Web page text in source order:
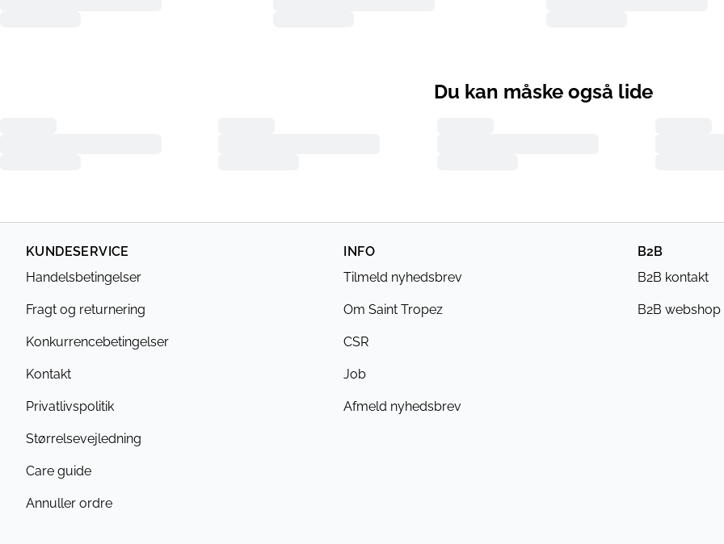
Du kan måske også lide
KUNDESERVICE
Handelsbetingelser
Fragt og returnering
Konkurrencebetingelser
Kontakt
Privatlivspolitik
Størrelsevejledning
Care guide
Annuller ordre
INFO
Tilmeld nyhedsbrev
Om Saint Tropez
CSR
Job
Afmeld nyhedsbrev
B2B
B2B kontakt
B2B webshop